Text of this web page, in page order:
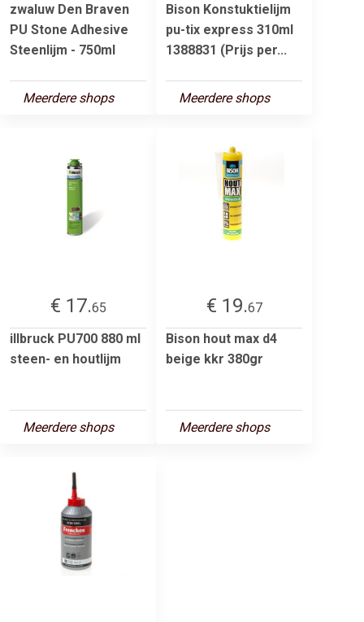
zwaluw Den Braven
PU Stone Adhesive
Steenlijm - 750ml
Meerdere shops
Bison Konstuktielijm
pu-tix express 310ml
1388831 (Prijs per...
Meerdere shops
€ 17.65
illbruck PU700 880 ml
steen- en houtlijm
Meerdere shops
€ 19.67
Bison hout max d4
beige kkr 380gr
Meerdere shops